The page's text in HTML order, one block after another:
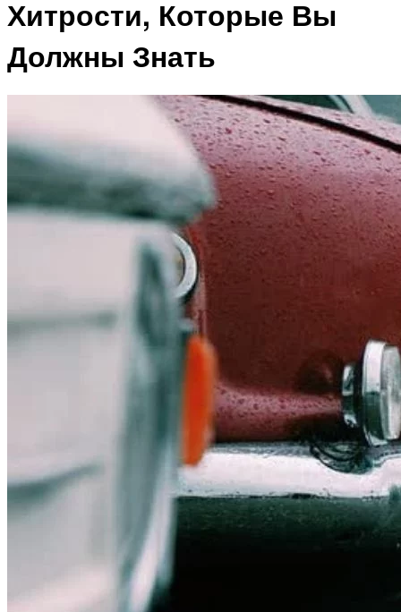
Хитрости, Которые Вы
Должны Знать